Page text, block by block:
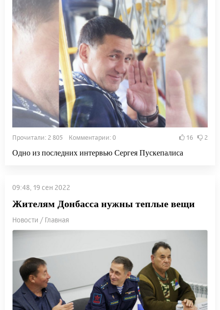
Прочитали: 2 805 Комментарии: 0 16 2
Одно из последних интервью Сергея Пускепалиса
09:48, 19 сен 2022
Жителям Донбасса нужны теплые вещи
Новости / Главная